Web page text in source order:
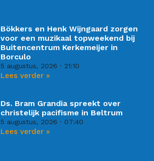
Bökkers en Henk Wijngaard zorgen
voor een muzikaal topweekend bij
Buitencentrum Kerkemeijer in
Borculo
5 augustus, 2026 21:10
Lees verder »
Ds. Bram Grandia spreekt over
christelijk pacifisme in Beltrum
5 augustus, 2026 07:40
Lees verder »